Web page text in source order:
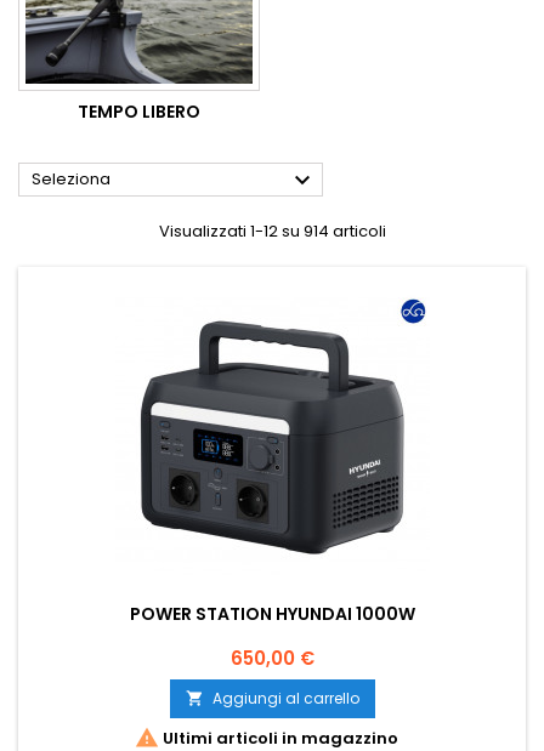
TEMPO LIBERO
Seleziona 
Visualizzati 1-12 su 914 articoli
POWER STATION HYUNDAI 1000W
Prezzo
650,00 €
 Aggiungi al carrello
 Ultimi articoli in magazzino